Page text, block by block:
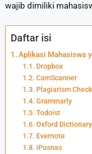
wajib dimiliki
Daftar isi
Aplikasi Mahasiswa
Dropbox
CamScanner
Plagiarism
Grammarly
Todoist
Oxford Dictionary
Evernote
iPusnas